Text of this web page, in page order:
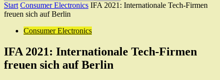
Start Consumer Electronics IFA 2021: Internationale Tech-Firmen
freuen sich auf Berlin
Consumer Electronics
IFA 2021: Internationale Tech-Firmen
freuen sich auf Berlin